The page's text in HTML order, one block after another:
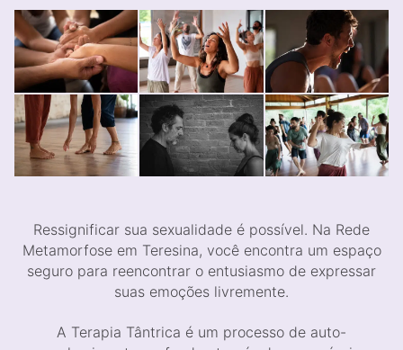
Ressignificar sua sexualidade é possível. Na Rede
Metamorfose em Teresina, você encontra um espaço
seguro para reencontrar o entusiasmo de expressar
suas emoções livremente.
A Terapia Tântrica é um processo de auto-